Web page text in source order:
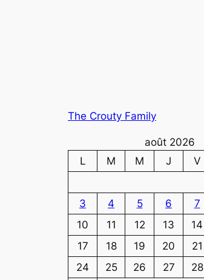
The Crouty Family
août 2026
L
M M J V
3
4 5 6 7
10
11 12 13 14
17
18 19 20 21
24
25 26 27 28